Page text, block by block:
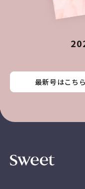
最新号はこちら
最新号はこちら
最新号はこちら
最新号はこちら